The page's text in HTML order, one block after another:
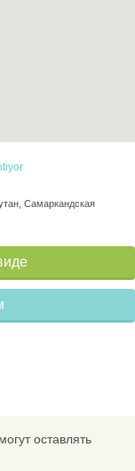
Самаркандская
оставлять